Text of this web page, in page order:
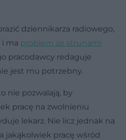
dziennikarza radiowego,
i ma problem ze strunami
pracodawcy redaguje
jest mu potrzebny.
nie pozwalają, by
pracę na zwolnieniu
lekarz. Nie licz jednak na
jakąkolwiek pracę wśród